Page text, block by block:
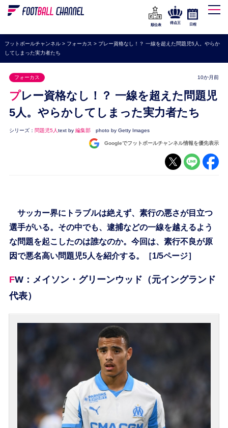
WEリーグ
海外サッカー
プレミアリーグ
ラ・リーガ
セリエA
ブンデスリーガ
UEFA
ナショナルチーム
順位表
得点王 日程
フットボールチャンネル> フォーカス > プレー資格なし！？ 一線を超えた問題児5人。やらか
してしまった実力者たち
フォーカス 10か月前
プレー資格なし！？ 一線を超えた問題児
5人。やらかしてしまった実力者たち
シリーズ： 問題児5人 text by 編集部 photo by Getty Images
Googleでフットボールチャンネル情報を優先表示
サッカー界にトラブルは絶えず、素行の悪さが目立つ
選手がいる。その中でも、逮捕などの一線を越えるよう
な問題を起こしたのは誰なのか。今回は、素行不良が原
因で悪名高い問題児5人を紹介する。［1/5ページ］
FW：メイソン・グリーンウッド（元イングランド
代表）